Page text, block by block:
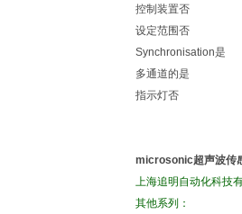
控制装置否
设定范围否
Synchronisation是
多通道的是
指示灯否
microsonic超声波传
上海追明自动化科技
其他系列：